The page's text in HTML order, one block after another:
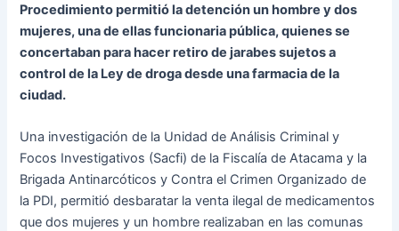
Procedimiento permitió la detención un hombre y dos
mujeres, una de ellas funcionaria pública, quienes se
concertaban para hacer retiro de jarabes sujetos a
control de la Ley de droga desde una farmacia de la
ciudad.
Una investigación de la Unidad de Análisis Criminal y
Focos Investigativos (Sacfi) de la Fiscalía de Atacama y la
Brigada Antinarcóticos y Contra el Crimen Organizado de
la PDI, permitió desbaratar la venta ilegal de medicamentos
que dos mujeres y un hombre realizaban en las comunas